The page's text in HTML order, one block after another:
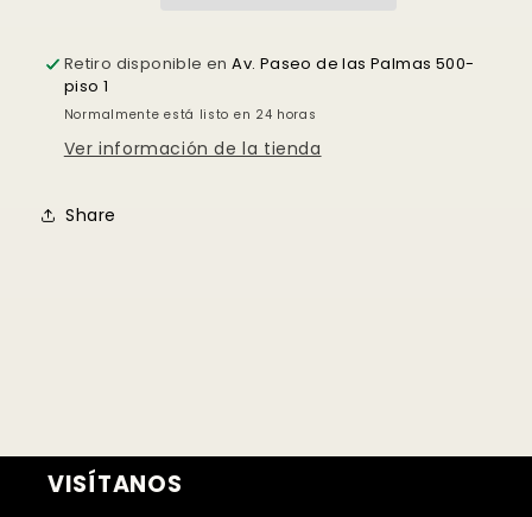
Retiro disponible enAv. Paseo de las Palmas 500-
piso 1
Normalmente está listo en 24 horas
Ver información de la tienda
Share
VISÍTANOS